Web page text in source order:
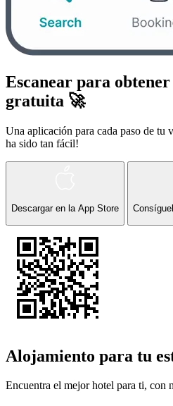
Escanear para
gratuita 🚀
Una aplicación para cada paso de tu
ha sido tan fácil!
Descargar en la App Store
Alojamiento para tu
Encuentra el mejor hotel para ti, con